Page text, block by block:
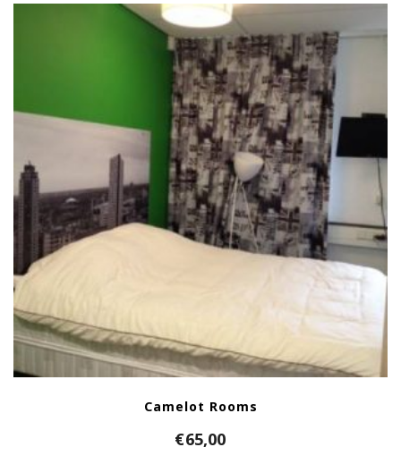
Camelot Rooms
€65,00